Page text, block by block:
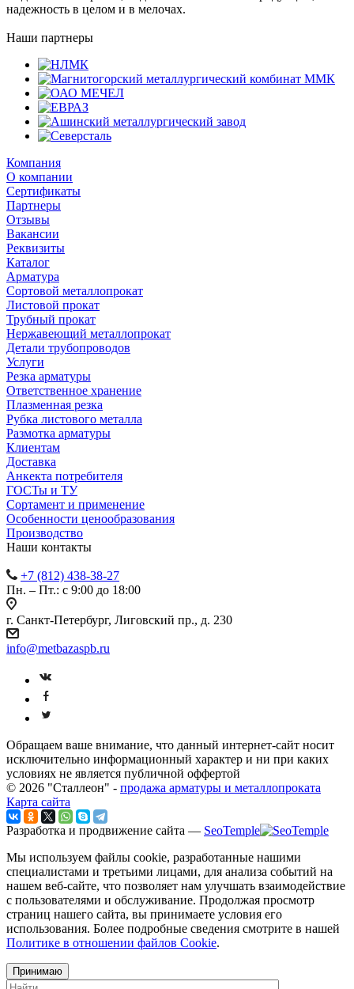
надежность в целом и в мелочах.
Наши партнеры
Компания
О компании
Сертификаты
Партнеры
Отзывы
Вакансии
Реквизиты
Каталог
Арматура
Сортовой металлопрокат
Листовой прокат
Трубный прокат
Нержавеющий металлопрокат
Детали трубопроводов
Услуги
Резка арматуры
Ответственное хранение
Плазменная резка
Рубка листового металла
Размотка арматуры
Клиентам
Доставка
Анкекта потребителя
ГОСТы и ТУ
Сортамент и применение
Особенности ценообразования
Производство
Наши контакты
+7 (812) 438-38-27
Пн. – Пт.: с 9:00 до 18:00
г. Санкт-Петербург, Лиговский пр., д. 230
info@metbazaspb.ru
Обращаем ваше внимание, что данный интернет-сайт носит
исключительно информационный характер и ни при каких
условиях не является публичной оффертой
© 2026 "Сталлеон" - продажа арматуры и металлопроката
Карта сайта
Разработка и продвижение сайта — SeoTemple
Мы используем файлы cookie, разработанные нашими
специалистами и третьими лицами, для анализа событий на
нашем веб-сайте, что позволяет нам улучшать взаимодействие
с пользователями и обслуживание. Продолжая просмотр
страниц нашего сайта, вы принимаете условия его
использования. Более подробные сведения смотрите в нашей
Политике в отношении файлов Cookie.
Принимаю